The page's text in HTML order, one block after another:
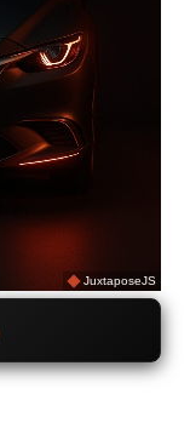
JuxtaposeJS